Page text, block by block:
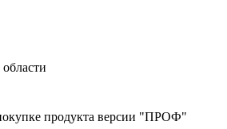
продукта версии "ПРОФ"